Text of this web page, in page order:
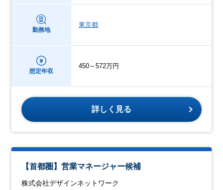
勤務地
東京都
想定年収
450～572万円
詳しく見る
【首都圏】営業マネージャー候補
株式会社デザインネットワーク